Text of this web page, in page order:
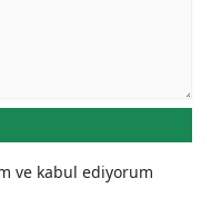
ve kabul ediyorum